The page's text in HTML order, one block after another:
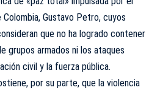
Colombia, Gustavo Petro, cuyos
que no ha logrado contener
grupos armados ni los ataques
civil y la fuerza pública.
por su parte, que la violencia